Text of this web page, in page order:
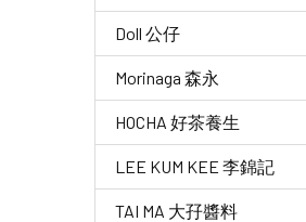
Doll 公仔
Morinaga 森永
HOCHA 好茶養生
LEE KUM KEE 李錦記
TAI MA 大孖醬料